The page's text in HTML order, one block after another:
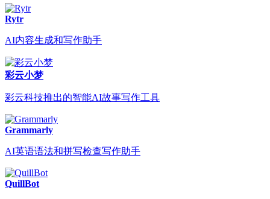
Rytr
AI内容生成和写作助手
彩云小梦
彩云科技推出的智能AI故事写作工具
Grammarly
AI英语语法和拼写检查写作助手
QuillBot